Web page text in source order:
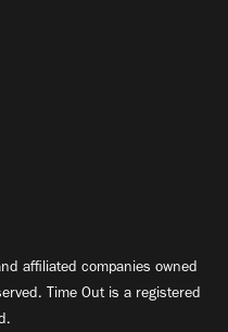
affiliated companies owned
Time Out is a registered